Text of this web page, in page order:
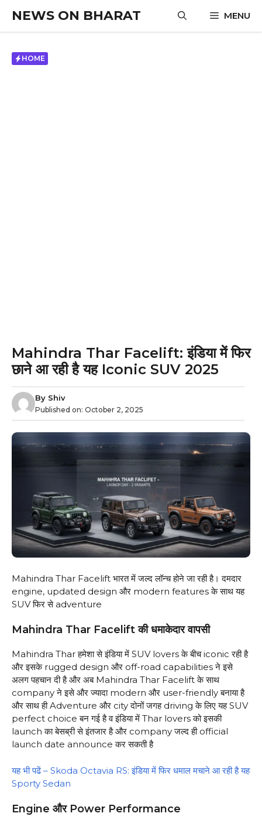
content
NEWS ON BHARAT MENU
HOME
Mahindra Thar Facelift: इंडिया में फिर
छाने आ रही है यह Iconic SUV 2025
By Shiv
Published on: October 2, 2025
Mahindra Thar Facelift भारत में जल्द लॉन्च होने जा रही है। दमदार
engine, updated design और modern features के साथ यह
SUV फिर से adventure
Mahindra Thar Facelift की धमाकेदार वापसी
Mahindra Thar हमेशा से इंडिया में SUV lovers के बीच iconic रही है
और इसके rugged design और off-road capabilities ने इसे
अलग पहचान दी है और अब Mahindra Thar Facelift के साथ
company ने इसे और ज्यादा modern और user-friendly बनाया है
और साथ ही Adventure और city दोनों जगह driving के लिए यह SUV
perfect choice बन गई है व इंडिया में Thar lovers को इसकी
launch का बेसब्री से इंतजार है और company जल्द ही official
launch date announce कर सकती है
यह भी पढें – Skoda Octavia RS: इंडिया में फिर धमाल मचाने आ रही है यह
Sporty Sedan
Engine और Power Performance